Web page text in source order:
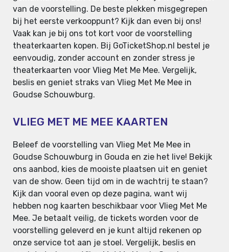
van de voorstelling. De beste plekken misgegrepen
bij het eerste verkooppunt? Kijk dan even bij ons!
Vaak kan je bij ons tot kort voor de voorstelling
theaterkaarten kopen. Bij GoTicketShop.nl bestel je
eenvoudig, zonder account en zonder stress je
theaterkaarten voor Vlieg Met Me Mee. Vergelijk,
beslis en geniet straks van Vlieg Met Me Mee in
Goudse Schouwburg.
VLIEG MET ME MEE KAARTEN
Beleef de voorstelling van Vlieg Met Me Mee in
Goudse Schouwburg in Gouda en zie het live! Bekijk
ons aanbod, kies de mooiste plaatsen uit en geniet
van de show. Geen tijd om in de wachtrij te staan?
Kijk dan vooral even op deze pagina, want wij
hebben nog kaarten beschikbaar voor Vlieg Met Me
Mee. Je betaalt veilig, de tickets worden voor de
voorstelling geleverd en je kunt altijd rekenen op
onze service tot aan je stoel. Vergelijk, beslis en